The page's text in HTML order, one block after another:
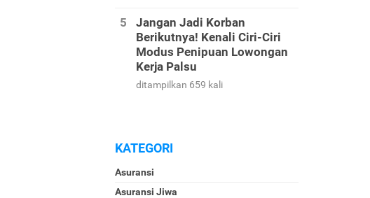
Jangan Jadi Korban
Berikutnya! Kenali Ciri-Ciri
Modus Penipuan Lowongan
Kerja Palsu
ditampilkan 659 kali
KATEGORI
Asuransi
Asuransi Jiwa